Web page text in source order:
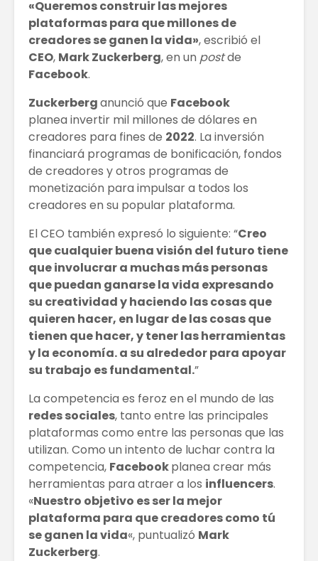
«Queremos construir las mejores
plataformas para que millones de
creadores se ganen la vida», escribió el
CEO, Mark Zuckerberg, en un postde
Facebook.
Zuckerberganunció que Facebook
planea invertir mil millones de dólares en
creadores para fines de 2022. La inversión
financiará programas de bonificación, fondos
de creadores y otros programas de
monetización para impulsar a todos los
creadores en su popular plataforma.
El CEO también expresó lo siguiente: “Creo
que cualquier buena visión del futuro tiene
que involucrar a muchas más personas
que puedan ganarse la vida expresando
su creatividad y haciendo las cosas que
quieren hacer, en lugar de las cosas que
tienen que hacer, y tener las herramientas
y la economía. a su alrededor para apoyar
su trabajo es fundamental.”
La competencia es feroz en el mundo de las
redes sociales, tanto entre las principales
plataformas como entre las personas que las
utilizan. Como un intento de luchar contra la
competencia, Facebookplanea crear más
herramientas para atraer a los influencers.
«Nuestro objetivo es ser la mejor
plataforma para que creadores como tú
se ganen la vida«, puntualizó Mark
Zuckerberg.
Cómo construir
tu marca en
redes sociales
Cabello Natural
¿Cuál ha sido el
impacto de la IA
en el mundo
laboral?